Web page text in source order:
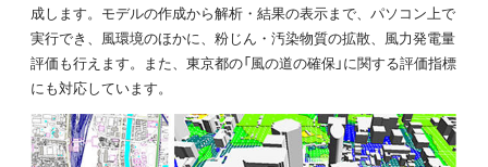
成します。モデルの作成から解析・結果の表示まで、パソコン上で
実行でき、風環境のほかに、粉じん・汚染物質の拡散、風力発電量
評価も行えます。また、東京都の「風の道の確保」に関する評価指標
にも対応しています。